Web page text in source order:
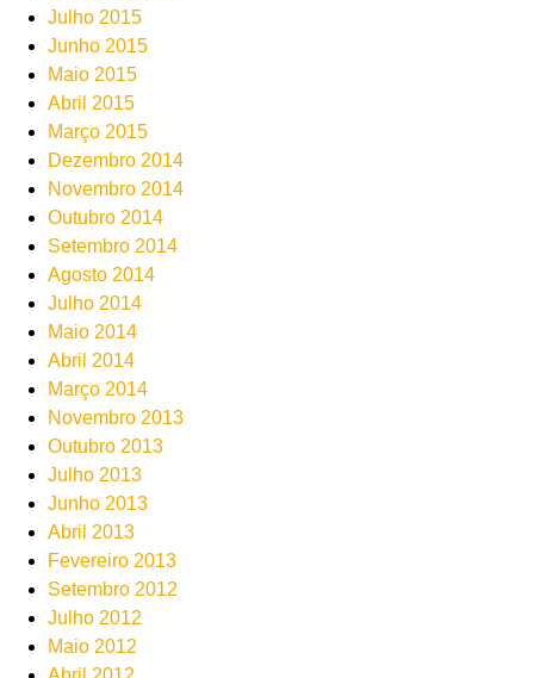
Julho 2015
Junho 2015
Maio 2015
Abril 2015
Março 2015
Dezembro 2014
Novembro 2014
Outubro 2014
Setembro 2014
Agosto 2014
Julho 2014
Maio 2014
Abril 2014
Março 2014
Novembro 2013
Outubro 2013
Julho 2013
Junho 2013
Abril 2013
Fevereiro 2013
Setembro 2012
Julho 2012
Maio 2012